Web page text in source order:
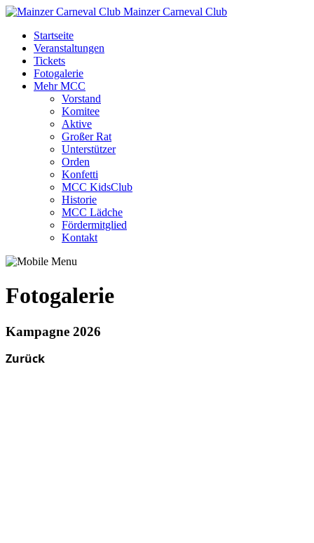
Mainzer Carneval Club
Startseite
Veranstaltungen
Tickets
Fotogalerie
Mehr MCC
Vorstand
Komitee
Aktive
Großer Rat
Unterstützer
Orden
Konfetti
MCC KidsClub
Historie
MCC Lädche
Fördermitglied
Kontakt
Fotogalerie
Kampagne 2026
Zurück